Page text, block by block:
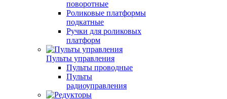
поворотные
Роликовые платформы
подкатные
Ручки для роликовых
платформ
Пульты управления
Пульты проводные
Пульты
радиоуправления